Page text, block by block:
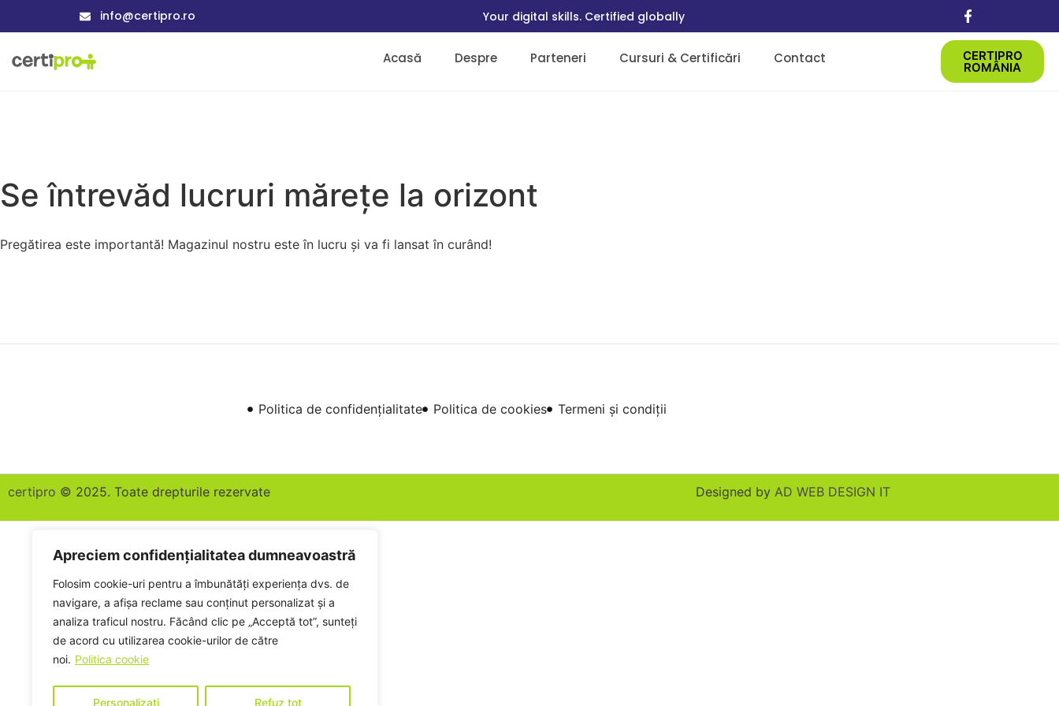
Apreciem confidențialitatea dumneavoastră
Folosim cookie-uri pentru a îmbunătăți experiența dvs. de
navigare, a afișa reclame sau conținut personalizat și a
analiza traficul nostru. Făcând clic pe „Acceptă tot”, sunteți
de acord cu utilizarea cookie-urilor de către
noi. Politica cookie
Personalizați Refuz tot
info@certipro.ro Your digital skills. Certified globally
Acasă Despre Parteneri Cursuri & Certificări Contact CERTIPRO
ROMÂNIA
Se întrevăd lucruri mărețe la orizont
Pregătirea este importantă! Magazinul nostru este în lucru și va fi lansat în curând!
Politica de confidențialitate Politica de cookies Termeni și condiții
certipro © 2025. Toate drepturile rezervate Designed by AD WEB DESIGN IT